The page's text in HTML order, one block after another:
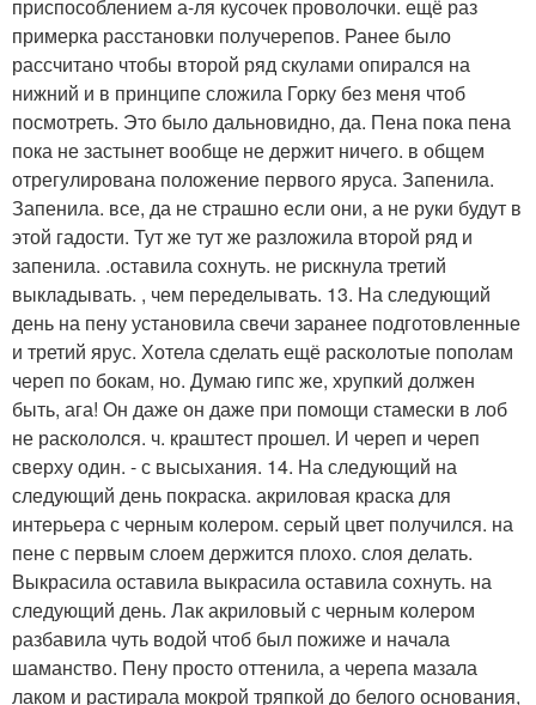
приспособлением а-ля кусочек проволочки. ещё раз
примерка расстановки получерепов. Ранее было
рассчитано чтобы второй ряд скулами опирался на
нижний и в принципе сложила Горку без меня чтоб
посмотреть. Это было дальновидно, да. Пена пока пена
пока не застынет вообще не держит ничего. в общем
отрегулирована положение первого яруса. Запенила.
Запенила. все, да не страшно если они, а не руки будут в
этой гадости. Тут же тут же разложила второй ряд и
запенила. .оставила сохнуть. не рискнула третий
выкладывать. , чем переделывать. 13. На следующий
день на пену установила свечи заранее подготовленные
и третий ярус. Хотела сделать ещё расколотые пополам
череп по бокам, но. Думаю гипс же, хрупкий должен
быть, ага! Он даже он даже при помощи стамески в лоб
не раскололся. ч. краштест прошел. И череп и череп
сверху один. - с высыхания. 14. На следующий на
следующий день покраска. акриловая краска для
интерьера с черным колером. серый цвет получился. на
пене с первым слоем держится плохо. слоя делать.
Выкрасила оставила выкрасила оставила сохнуть. на
следующий день. Лак акриловый с черным колером
разбавила чуть водой чтоб был пожиже и начала
шаманство. Пену просто оттенила, а черепа мазала
лаком и растирала мокрой тряпкой до белого основания,